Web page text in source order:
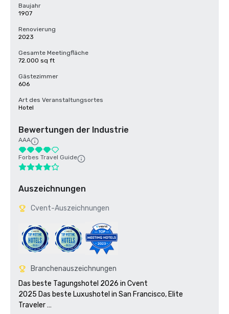
Baujahr
1907
Renovierung
2023
Gesamte Meetingfläche
72.000 sq ft
Gästezimmer
606
Art des Veranstaltungsortes
Hotel
Bewertungen der Industrie
AAA
Forbes Travel Guide
Auszeichnungen
Cvent-Auszeichnungen
Branchenauszeichnungen
Das beste Tagungshotel 2026 in Cvent
2025 Das beste Luxushotel in San Francisco, Elite
Traveler